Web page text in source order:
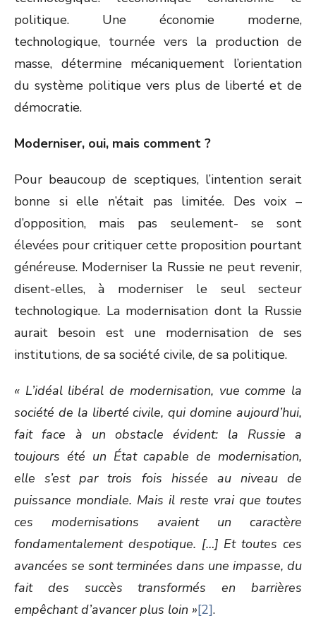
politique. Une économie moderne,
technologique, tournée vers la production de
masse, détermine mécaniquement l’orientation
du système politique vers plus de liberté et de
démocratie.
Moderniser, oui, mais comment ?
Pour beaucoup de sceptiques, l’intention serait
bonne si elle n’était pas limitée. Des voix –
d’opposition, mais pas seulement- se sont
élevées pour critiquer cette proposition pourtant
généreuse. Moderniser la Russie ne peut revenir,
disent-elles, à moderniser le seul secteur
technologique. La modernisation dont la Russie
aurait besoin est une modernisation de ses
institutions, de sa société civile, de sa politique.
« L’idéal libéral de modernisation, vue comme la
société de la liberté civile, qui domine aujourd’hui,
fait face à un obstacle évident: la Russie a
toujours été un État capable de modernisation,
elle s’est par trois fois hissée au niveau de
puissance mondiale. Mais il reste vrai que toutes
ces modernisations avaient un caractère
fondamentalement despotique. […] Et toutes ces
avancées se sont terminées dans une impasse, du
fait des succès transformés en barrières
empêchant d’avancer plus loin »[2].